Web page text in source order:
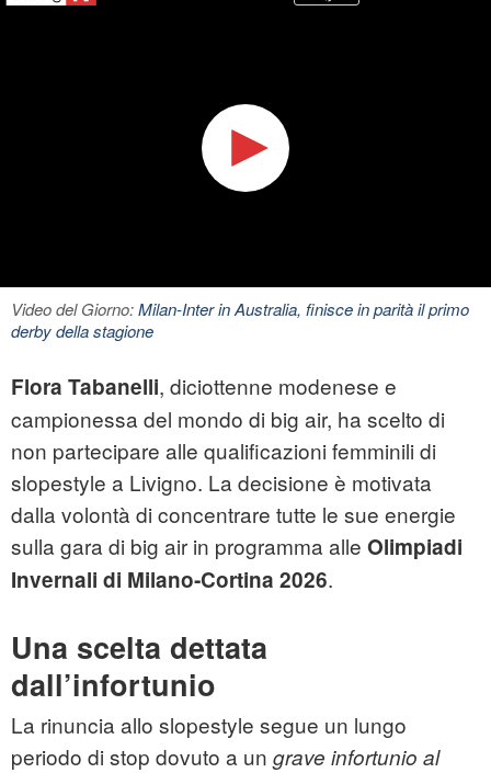
Video del Giorno:Milan-Inter in Australia, finisce in parità il primo
derby della stagione
Flora Tabanelli, diciottenne modenese e
campionessa del mondo di big air, ha scelto di
non partecipare alle qualificazioni femminili di
slopestyle a Livigno. La decisione è motivata
dalla volontà di concentrare tutte le sue energie
sulla gara di big air in programma alle Olimpiadi
Invernali di Milano‑Cortina 2026.
Una scelta dettata
dall’infortunio
La rinuncia allo slopestyle segue un lungo
periodo di stop dovuto a un grave infortunio al